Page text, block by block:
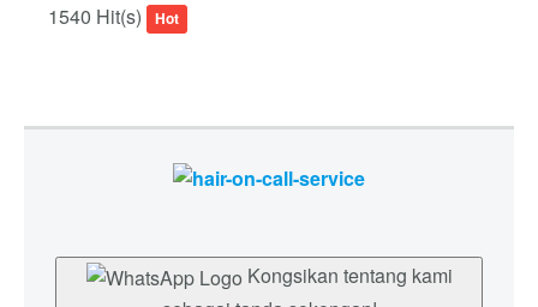
1540 Hit(s)
Hot